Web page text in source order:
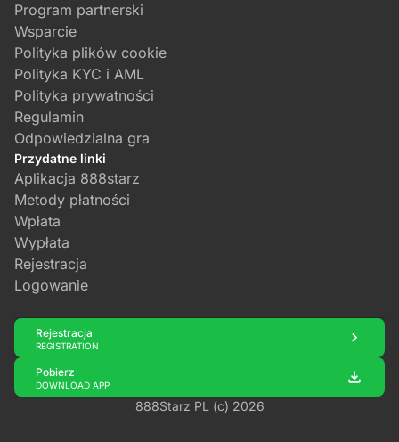
Program partnerski
Wsparcie
Polityka plików cookie
Polityka KYC i AML
Polityka prywatności
Regulamin
Odpowiedzialna gra
Przydatne linki
Aplikacja 888starz
Metody płatności
Wpłata
Wypłata
Rejestracja
Logowanie
Rejestracja
REGISTRATION
Pobierz
DOWNLOAD APP
888Starz PL (c) 2026